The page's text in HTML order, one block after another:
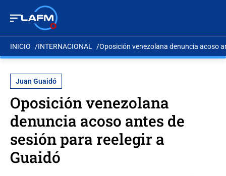
INICIO INTERNACIONAL Oposición venezolana denuncia acoso
Juan Guaidó
Oposición venezolana
denuncia acoso antes de
sesión para reelegir a
Guaidó